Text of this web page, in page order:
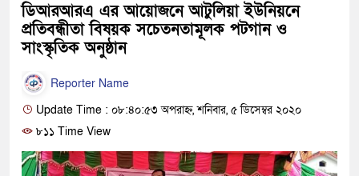
ডিআরআরএ এর আয়োজনে আটুলিয়া ইউনিয়নে
প্রতিবন্ধীতা বিষয়ক সচেতনতামূলক পটগান ও
সাংস্কৃতিক অনুষ্ঠান
Reporter Name
Update Time : ০৮:৪০:৫৩ অপরাহ্ন, শনিবার, ৫ ডিসেম্বর ২০২০
৮১১ Time View